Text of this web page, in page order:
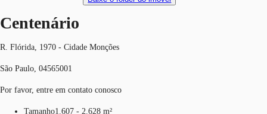
Centenário
R. Flórida, 1970 - Cidade Monções
São Paulo, 04565001
Por favor, entre em contato conosco
Tamanho1.607 - 2.628 m²